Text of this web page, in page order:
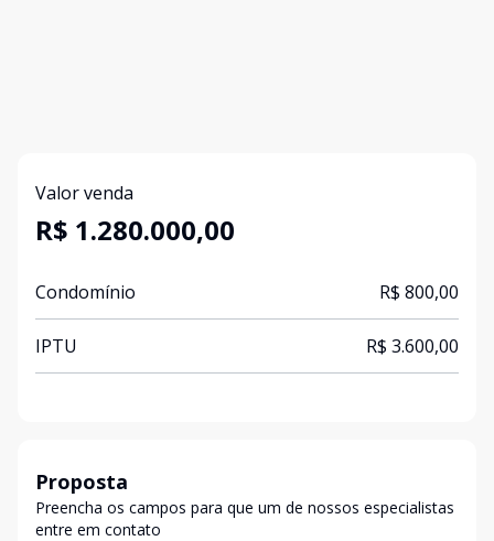
Valor venda
R$ 1.280.000,00
Condomínio R$ 800,00
IPTU R$ 3.600,00
Proposta
Preencha os campos para que um de nossos especialistas
entre em contato